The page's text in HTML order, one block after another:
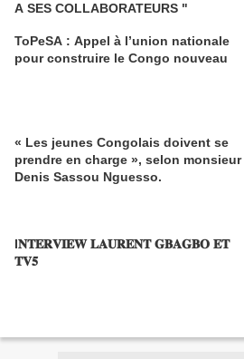
A SES COLLABORATEURS "
ToPeSA : Appel à l’union nationale
pour construire le Congo nouveau
« Les jeunes Congolais doivent se
prendre en charge », selon monsieur
Denis Sassou Nguesso.
I𝐍𝐓𝐄𝐑𝐕𝐈𝐄𝐖 𝐋𝐀𝐔𝐑𝐄𝐍𝐓 𝐆𝐁𝐀𝐆𝐁𝐎 𝐄𝐓
𝐓𝐕𝟓